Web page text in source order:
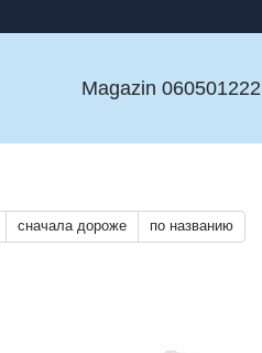
Magazin 060501222
сначала дороже по названию